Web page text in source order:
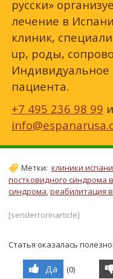
русски»
лечение в
клиник,
up, роды,
пациента.
+7 495 236 98 99
Метки: клиники
постковидного синдрома
синдрома реабилитация
[senderrorinarticle]
Статья оказалась
Да (0)